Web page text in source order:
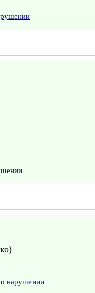
о нарушении